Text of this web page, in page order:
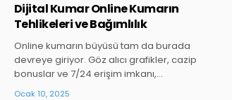
Dijital Kumar Online Kumarın
Tehlikeleri ve Bağımlılık
Online kumarın büyüsü tam da burada
devreye giriyor. Göz alıcı grafikler, cazip
bonuslar ve 7/24 erişim imkanı,…
Ocak 10, 2025